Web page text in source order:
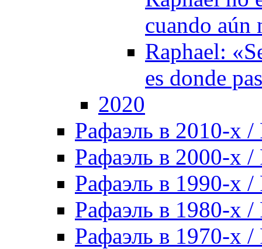
cuando aún
Raphael:
es donde
2020
Рафаэль в 2010-х /
Рафаэль в 2000-х /
Рафаэль в 1990-х /
Рафаэль в 1980-х /
Рафаэль в 1970-х /